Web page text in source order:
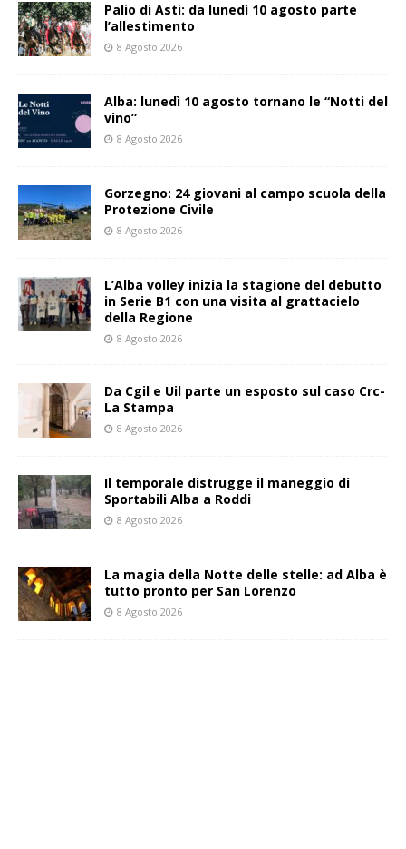
Palio di Asti: da lunedì 10 agosto parte
l’allestimento
8 Agosto 2026
Alba: lunedì 10 agosto tornano le “Notti del
vino”
8 Agosto 2026
Gorzegno: 24 giovani al campo scuola della
Protezione Civile
8 Agosto 2026
L’Alba volley inizia la stagione del debutto
in Serie B1 con una visita al grattacielo
della Regione
8 Agosto 2026
Da Cgil e Uil parte un esposto sul caso Crc-
La Stampa
8 Agosto 2026
Il temporale distrugge il maneggio di
Sportabili Alba a Roddi
8 Agosto 2026
La magia della Notte delle stelle: ad Alba è
tutto pronto per San Lorenzo
8 Agosto 2026